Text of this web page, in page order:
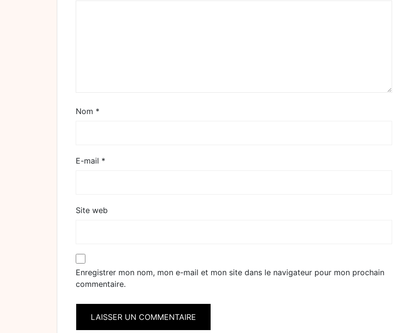
Nom *
E-mail *
Site web
Enregistrer mon nom, mon e-mail et mon site dans le navigateur pour mon prochain
commentaire.